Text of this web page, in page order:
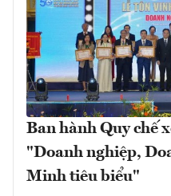
Ban hành Quy chế
"Doanh nghiệp,
Minh tiêu biểu"